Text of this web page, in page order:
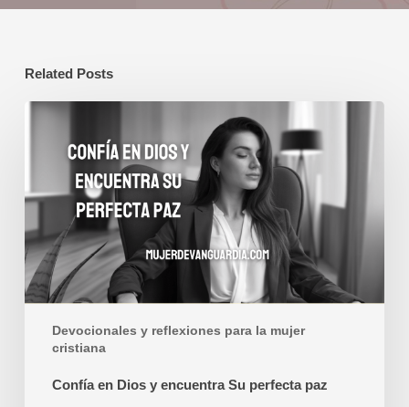
Related Posts
Devocionales y reflexiones para la mujer
cristiana
Confía
y
encuentra
Su
perfecta
paz
Confía en Dios y encuentra Su perfecta paz